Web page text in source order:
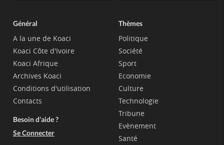
Général
A la une de Koaci
Koaci Côte d'Ivoire
Koaci Afrique
Archives Koaci
Conditions d'utilisation
Contacts
Besoin d'aide ?
Se Connecter
Thèmes
Politique
Société
Sport
Economie
Culture
Technologie
Tribune
Evènement
Santé